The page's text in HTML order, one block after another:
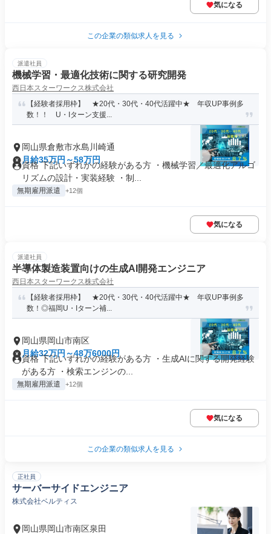
気になる
この企業の類似求人を見る
派遣社員
機械学習・最適化技術に関する研究開発
西日本スターワークス株式会社
【経験者採用枠】 ★20代・30代・40代活躍中★ 年収UP事例多
数！！ U・Iターン支援...
岡山県倉敷市水島川崎通
月給35万円～58万円
資格 下記いずれかの経験がある方 ・機械学習／最適化アルゴ
リズムの設計・実装経験 ・制...
無期雇用派遣 +12個
気になる
派遣社員
半導体製造装置向けの生成AI開発エンジニア
西日本スターワークス株式会社
【経験者採用枠】 ★20代・30代・40代活躍中★ 年収UP事例多
数！◎福岡U・Iターン補...
岡山県岡山市南区
月給32万円～48万6000円
資格 下記いずれかの経験がある方 ・生成AIに関する開発経験
がある方 ・検索エンジンの...
無期雇用派遣 +12個
気になる
この企業の類似求人を見る
正社員
サーバーサイドエンジニア
株式会社ベルティス
岡山県岡山市南区泉田